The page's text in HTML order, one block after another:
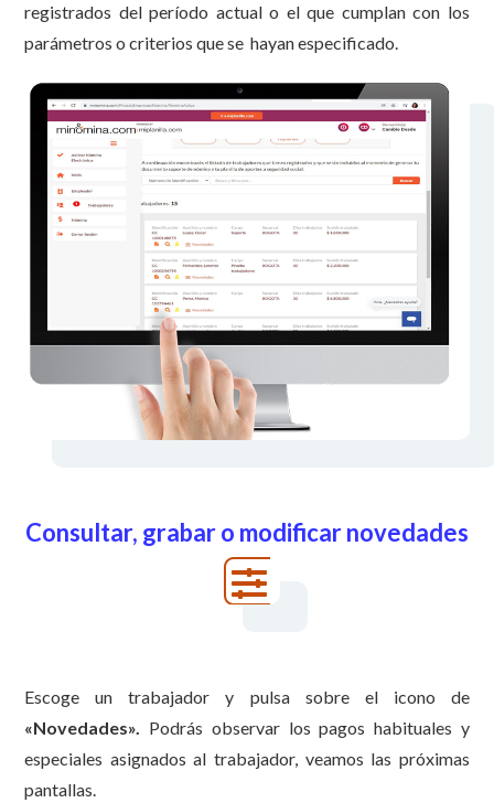
registrados del período actual o el que cumplan con los
parámetros o criterios que se hayan especificado.
Consultar, grabar o modificar novedades
Escoge un trabajador y pulsa sobre el icono de
«Novedades».
Podrás observar los pagos habituales y
especiales asignados al trabajador, veamos las próximas
pantallas.